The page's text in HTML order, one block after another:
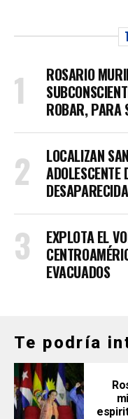
ROSARIO
ROBAR, PARA
LOCALIZAN
EXPLOTA EL
EVACUADOS
Te podría